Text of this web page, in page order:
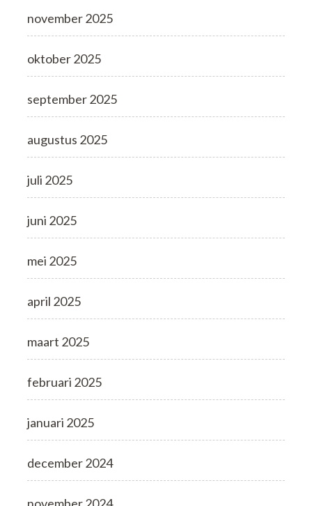
november 2025
oktober 2025
september 2025
augustus 2025
juli 2025
juni 2025
mei 2025
april 2025
maart 2025
februari 2025
januari 2025
december 2024